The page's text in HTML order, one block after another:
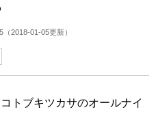
（2018-01-05更新）
トブキツカサのオールナイ